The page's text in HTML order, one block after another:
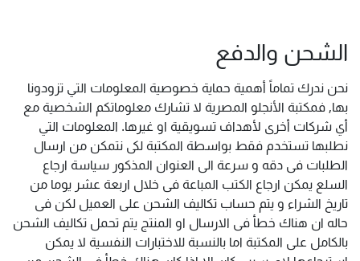
الشحن والدفع
نحن ندرك تماماً أهمية حماية خصوصية المعلومات التي تزودونا
بها, فمكتبة الأنجلو المصرية لا تشارك معلوماتكم الشخصية مع
أي شركات أخرى لأهداف تسويقية او غيرها. المعلومات التي
نطلبها تستخدم فقط بواسطة المكتبة لكى نتمكن من ارسال
الطلبات فى دقه و سرعة الى العنوان المذكور سياسة ارجاع
السلع يمكن ارجاع الكتب المباعة فى خلال اربعة عشر يوما من
تاريخ الشراء و يتم حساب تكاليف الشحن على العميل لكن فى
حاله ان هناك خطأ فى الارسال او المنتج يتم تحمل تكاليف الشحن
بالكامل على المكتبة اما بالنسبة للاختبارات النفسية لا يمكن